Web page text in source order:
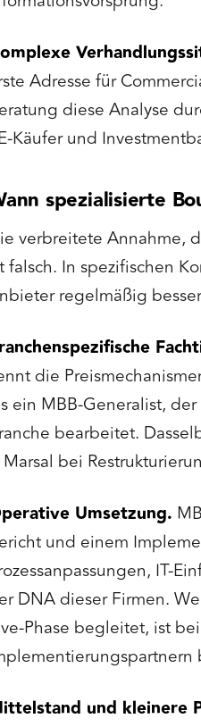
Adresse für
diese Analyse
Käufer und
spezialisierte
verbreitete Annahme,
falsch. In spezifischen
regelmäßig
die
ein MBB-Generalist,
bearbeitet.
bei
Umsetzung.
und einem
IT-
DNA dieser Firmen.
Phase begleitet, ist
und kleinere